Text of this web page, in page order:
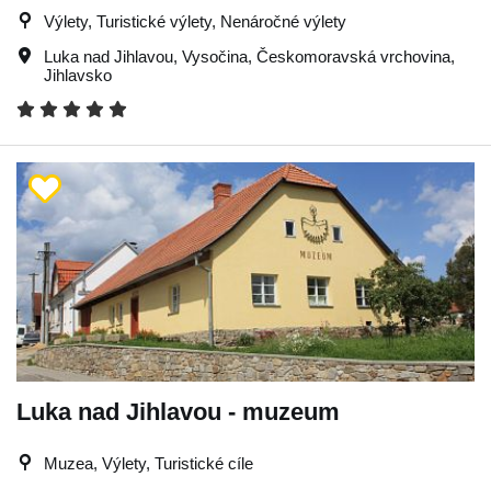
Výlety, Turistické výlety, Nenáročné výlety
Luka nad Jihlavou, Vysočina, Českomoravská vrchovina,
Jihlavsko
Luka nad Jihlavou - muzeum
Muzea, Výlety, Turistické cíle